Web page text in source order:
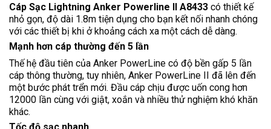
Cáp Sạc Lightning Anker Powerline II A8433 có thiết kế
nhỏ gọn, độ dài 1.8m tiện dụng cho bạn kết nối nhanh chóng
với các thiết bị khi ở khoảng cách xa một cách dễ dàng.
Mạnh hơn cáp thường đến 5 lần
Thế hệ đầu tiên của Anker PowerLine có độ bền gấp 5 lần
cáp thông thường, tuy nhiên, Anker PowerLine II đã lên đến
một bước phát trển mới. Đầu cáp chịu được uốn cong hơn
12000 lần cùng với giật, xoắn và nhiều thử nghiệm khó khăn
khác.
Tốc độ sạc nhanh